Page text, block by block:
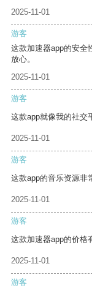
2025-11-01
游客
这款加速器app的安全
放心。
2025-11-01
游客
这款app就像我的社交
2025-11-01
游客
这款app的音乐资源非
2025-11-01
游客
这款加速器app的价格
2025-11-01
游客